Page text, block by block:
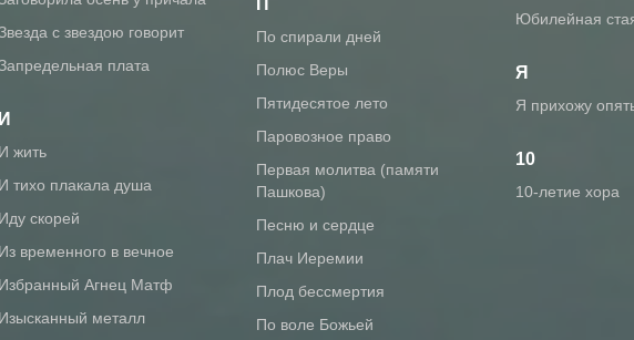
Звезда с звездою говорит
Запредельная плата
И
И жить
И тихо плакала душа
Иду скорей
Из временного в вечное
Избранный Агнец Матф
Изысканный металл
По спирали дней
Полюс Веры
Пятидесятое лето
Паровозное право
Первая молитва (памяти
Пашкова)
Песню и сердце
Плач Иеремии
Плод бессмертия
По воле Божьей
Юбилейная
Я
Я прихожу
10
10-летие хора